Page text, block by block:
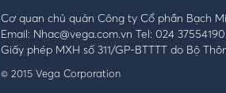
Cơ quan chủ quản Công ty Cổ phần Bạch
Email: Nhac@vega.com.vn Tel: 024
Giấy phép MXH số 311/GP-BTTTT do Bộ
© 2015 Vega Corporation